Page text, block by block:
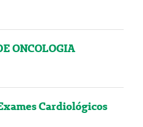
ONCOLOGIA
Cardiológicos